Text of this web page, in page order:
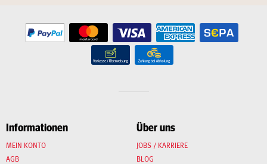
Informationen
MEIN KONTO
AGB
Über uns
JOBS / KARRIERE
BLOG